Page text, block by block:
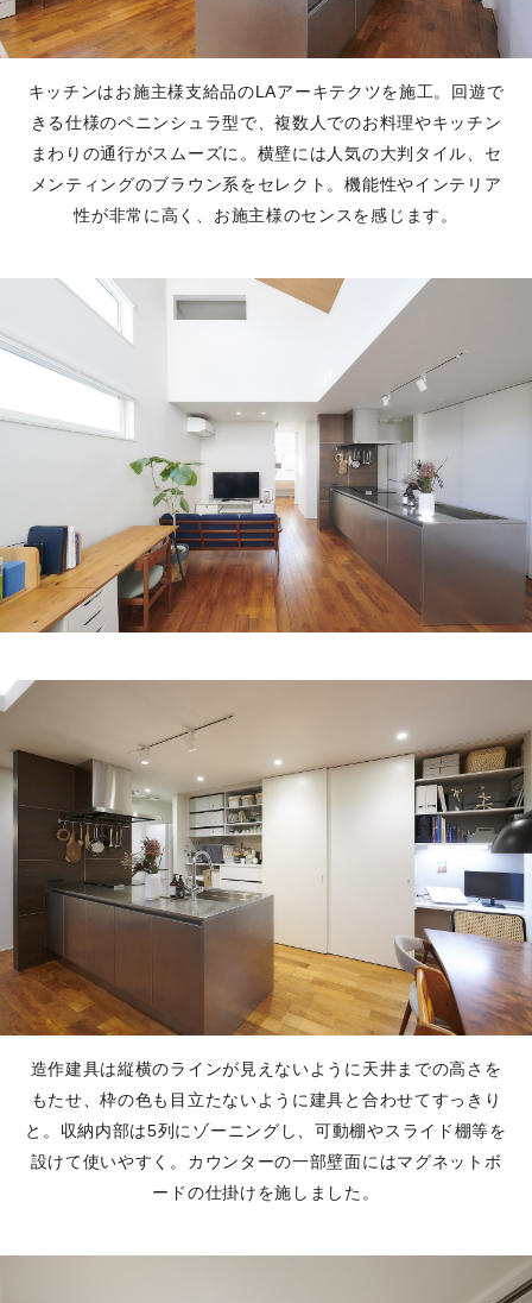
キッチンはお施主様支給品のLAアーキテクツを施工。回遊で
きる仕様のペニンシュラ型で、複数人でのお料理やキッチン
まわりの通行がスムーズに。横壁には人気の大判タイル、セ
メンティングのブラウン系をセレクト。機能性やインテリア
性が非常に高く、お施主様のセンスを感じます。
造作建具は縦横のラインが見えないように天井までの高さを
もたせ、枠の色も目立たないように建具と合わせてすっきり
と。収納内部は5列にゾーニングし、可動棚やスライド棚等を
設けて使いやすく。カウンターの一部壁面にはマグネットボ
ードの仕掛けを施しました。